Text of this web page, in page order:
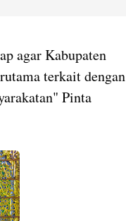
agar Kabupaten
terkait dengan
Pinta